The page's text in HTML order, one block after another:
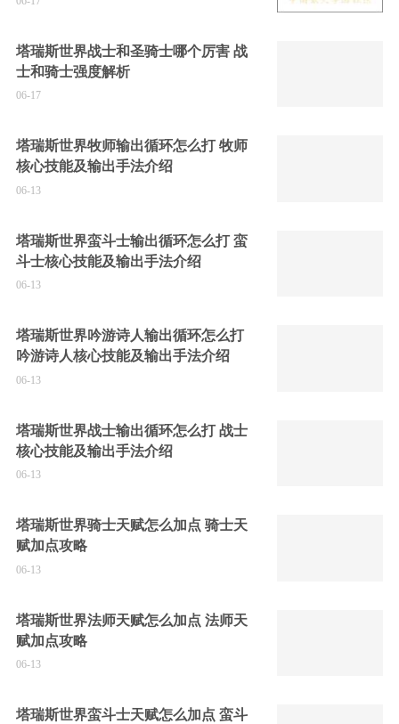
塔瑞斯世界战士和圣骑士哪个厉害 战
士和骑士强度解析
06-17
塔瑞斯世界牧师输出循环怎么打 牧师
核心技能及输出手法介绍
06-13
塔瑞斯世界蛮斗士输出循环怎么打 蛮
斗士核心技能及输出手法介绍
06-13
塔瑞斯世界吟游诗人输出循环怎么打
吟游诗人核心技能及输出手法介绍
06-13
塔瑞斯世界战士输出循环怎么打 战士
核心技能及输出手法介绍
06-13
塔瑞斯世界骑士天赋怎么加点 骑士天
赋加点攻略
06-13
塔瑞斯世界法师天赋怎么加点 法师天
赋加点攻略
06-13
塔瑞斯世界蛮斗士天赋怎么加点 蛮斗